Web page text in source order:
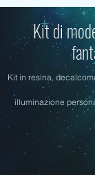
Kit di
Kit in resina,
illuminazione